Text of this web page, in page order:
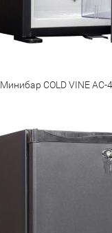
Минибар COLD VINE AC-